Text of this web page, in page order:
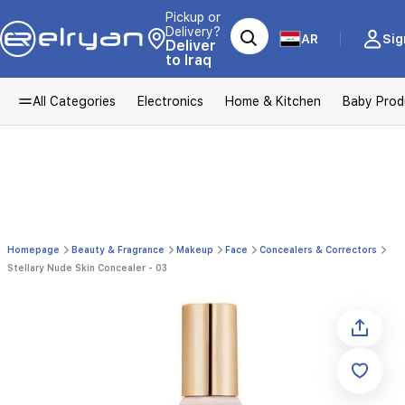
Pickup or
Delivery?
Deliver
to Iraq
AR
All Categories Electronics Home & Kitchen Baby
Homepage Beauty & Fragrance Makeup Face
Concealers & Correctors
Stellary Nude Skin Concealer - 03